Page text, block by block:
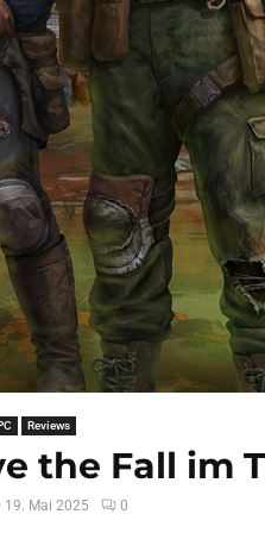
PC Reviews
the Fall im
19. Mai 2025 0